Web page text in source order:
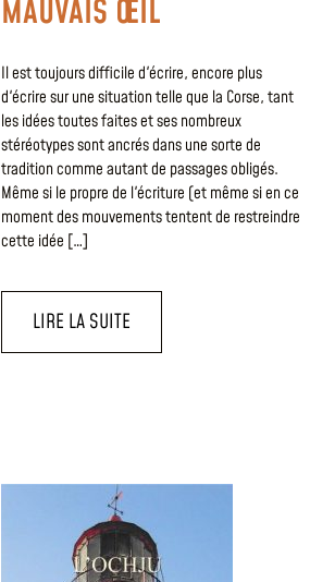
MAUVAIS ŒIL
Il est toujours difficile d'écrire, encore plus
d'écrire sur une situation telle que la Corse, tant
les idées toutes faites et ses nombreux
stéréotypes sont ancrés dans une sorte de
tradition comme autant de passages obligés.
Même si le propre de l'écriture (et même si en ce
moment des mouvements tentent de restreindre
cette idée […]
LIRE LA SUITE